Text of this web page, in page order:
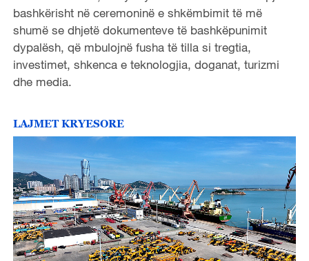
bashkërisht në ceremoninë e shkëmbimit të më
shumë se dhjetë dokumenteve të bashkëpunimit
dypalësh, që mbulojnë fusha të tilla si tregtia,
investimet, shkenca e teknologjia, doganat, turizmi
dhe media.
LAJMET KRYESORE